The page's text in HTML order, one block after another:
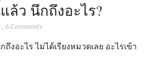
ล้ว นึกถึงอะไร?
, 6 Comments
งอะไร ไม่ได้เรียงหมวดเลย อะไรเข้า